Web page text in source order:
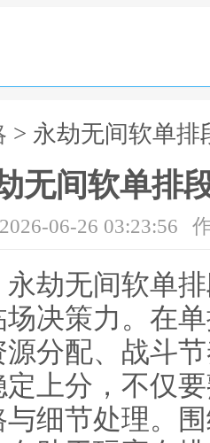
> 永劫无间软单排
无间软单排
06-26 03:23:56
劫无间软单
决策力。在
分配、战斗
上分，不仅
细节处理。